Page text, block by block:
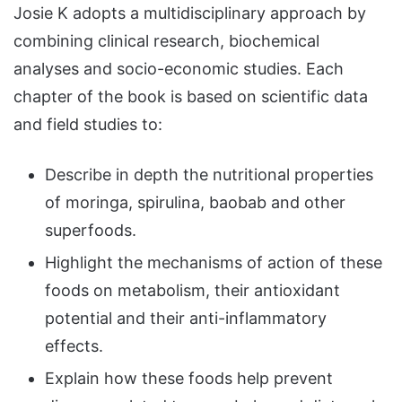
Josie K adopts a multidisciplinary approach by
combining clinical research, biochemical
analyses and socio-economic studies. Each
chapter of the book is based on scientific data
and field studies to:
Describe in depth the nutritional properties
of moringa, spirulina, baobab and other
superfoods.
Highlight the mechanisms of action of these
foods on metabolism, their antioxidant
potential and their anti-inflammatory
effects.
Explain how these foods help prevent